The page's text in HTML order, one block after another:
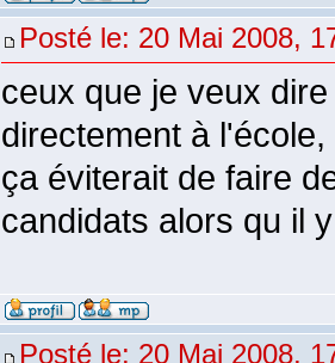
Posté le: 20 Mai 2008,
ceux que je veux
directement à
ça éviterait de faire
candidats alors qu il
Posté le: 20 Mai 2008,